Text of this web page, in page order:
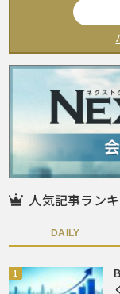
人気記事ラン
DAILY